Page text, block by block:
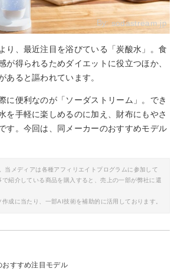
By:sodastream.jp
り、最近注目を浴びている「炭酸水」。食
が得られるためダイエットに役立つほか、
あると謳われています。
に便利なのが「ソーダストリーム」。でき
を手軽に楽しめるのに加え、財布にもやさ
す。今回は、同メーカーのおすすめモデル
当メディアは各種アフィリエイトプログラムに参加して
紹介している商品を購入すると、売上の一部が弊社に還
成に当たり、一部AI技術を補助的に活用しております。
すすめ注目モデル